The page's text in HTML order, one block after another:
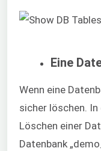
Eine
Wenn eine
sicher löschen.
Löschen einer
Datenbank